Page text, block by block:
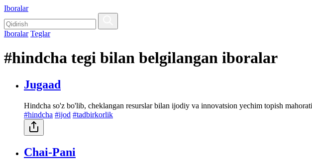
Iboralar
Iboralar Teglar
#hindcha tegi bilan belgilangan iboralar
Jugaad
Hindcha so'z bo'lib, cheklangan resurslar bilan ijodiy va innovatsion yechim topish
#hindcha #ijod #tadbirkorlik
Chai-Pani